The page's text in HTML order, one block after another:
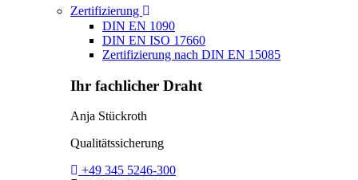
Zertifizierung Toggle Dropdown
DIN EN 1090
DIN EN ISO 17660
Zertifizierung nach DIN EN 15085
Ihr fachlicher Draht
Anja Stückroth
Qualitätssicherung
Telefon:
+49 345 5246-300